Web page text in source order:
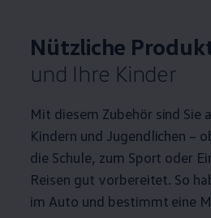
Nützliche
und Ihre Kinder
Mit diesem Zubehör sind Sie
Kindern und Jugendlichen –
die Schule, zum Sport oder
Reisen gut vorbereitet. So
im Auto und bestimmt eine